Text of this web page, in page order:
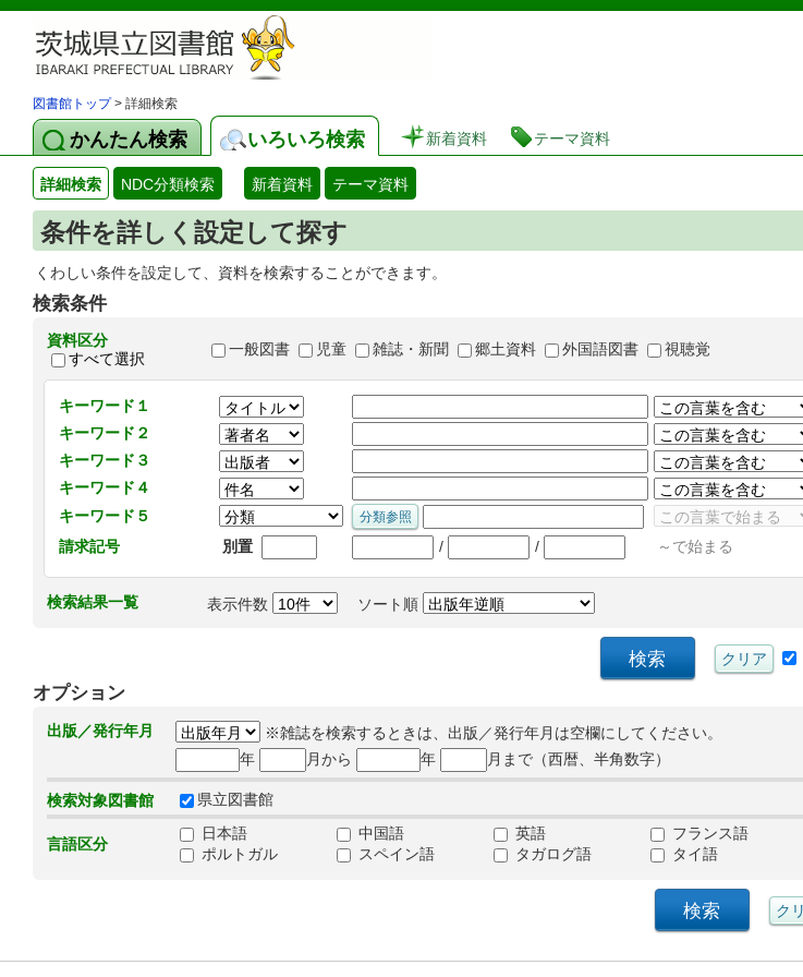
茨城県立図書館 蔵書検索・予約システム
図書館トップ> 詳細検索
かんたん検索 いろいろ検索 新着資料 テーマ資料
詳細検索 NDC分類検索 新着資料 テーマ資料
条件を詳しく設定して探す
くわしい条件を設定して、資料を検索することができます。
検索条件
資料区分
すべて選択
一般図書 児童 雑誌・新聞 郷土資料 外国語図書 視聴覚
キーワード１
キーワード２
キーワード３
キーワード４
キーワード５
請求記号
別置 / / ～で始まる
検索結果一覧 表示件数 ソート順
オプション
出版／発行年月
※雑誌を検索するときは、出版／発行年月は空欄にしてください。
年
月から 年 月まで（西暦、半角数字）
検索対象図書館 県立図書館
言語区分
日本語 中国語 英語 フランス語
ポルトガル
スペイン語 タガログ語 タイ語